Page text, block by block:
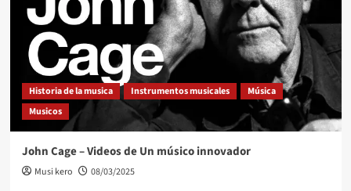
Historia de la musica Instrumentos musicales
Música
Musicos
John Cage – Videos de Un músico innovador
Musi kero 08/03/2025